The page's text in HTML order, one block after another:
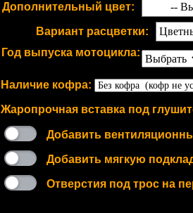
Дополнительный цвет:
Вариант расцветки:
Год выпуска мотоцикла:
Наличие кофра:
Жаропрочная вставка под
Добавить
Добавить мягкую
Отверстия под трос на